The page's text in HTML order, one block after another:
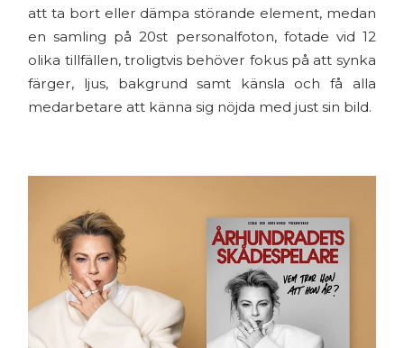
att ta bort eller dämpa störande element, medan
en samling på 20st personalfoton, fotade vid 12
olika tillfällen, troligtvis behöver fokus på att synka
färger, ljus, bakgrund samt känsla och få alla
medarbetare att känna sig nöjda med just sin bild.